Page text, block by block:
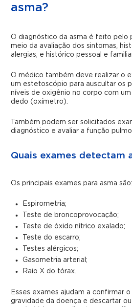
asma?
O diagnóstico da asma é feito pelo
meio da avaliação dos sintomas,
alergias, e histórico pessoal e
O médico também deve realizar o
um estetoscópio para auscultar os
níveis de oxigênio no corpo com
dedo (oxímetro).
Também podem ser solicitados
diagnóstico e avaliar a função
Quais exames detectam
Os principais exames para asma são:
Espirometria;
Teste de broncoprovocação;
Teste de óxido nítrico exalado;
Teste do escarro;
Testes alérgicos;
Gasometria arterial;
Raio X do tórax.
Esses exames ajudam a confirmar
gravidade da doença e descartar